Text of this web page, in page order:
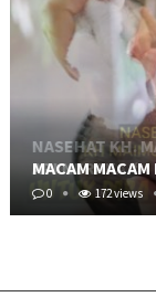
MACAM
0 172 views